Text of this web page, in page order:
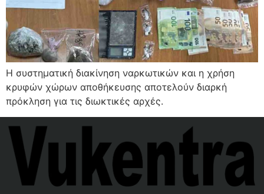
Η συστηματική διακίνηση ναρκωτικών και η χρήση
κρυφών χώρων αποθήκευσης αποτελούν διαρκή
πρόκληση για τις διωκτικές αρχές.